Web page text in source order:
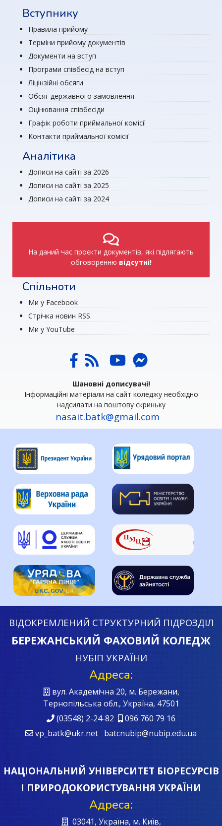
Вступнику
Правила прийому
Терміни прийому документів
Документи на вступ
Програми співбесід на вступ
Ліцінзійні обсяги
Обсяг державного замовлення
Оцінювання співбесіди
Графік роботи приймальної комісії
Контакти приймальної комісії
Аналітика
Дописи на сайті за 2026
Дописи на сайті за 2025
Дописи на сайті за 2024
На даний час проєкти документів, які підлягають
обговоренню відсутні!
Спільноти
Ми у Facebook
Стрічка новин RSS
Ми у YouTube
Шановні дописувачі!
Інформаційні матеріали на сайт коледжу необхідно
надсилати на поштову скриньку
nasait.batk@gmail.com
ВІДОКРЕМЛЕНИЙ СТРУКТУРНИЙ ПІДРОЗДІЛ
БЕРЕЖАНСЬКИЙ ФАХОВИЙ КОЛЕДЖ
НУБІП УКРАЇНИ
Адреса:
вул. Академічна 20, м. Бережани,
Тернопільська обл., Україна, 47501
(03548) 2-24-82
096 760 79 16
vp_batk@ukr.net batcnubip@nubip.edu.ua
НАЦІОНАЛЬНИЙ УНІВЕРСИТЕТ БІОРЕСУРСІВ
І ПРИРОДОКОРИСТУВАННЯ УКРАЇНИ
Адреса:
03041, Україна, м. Київ,